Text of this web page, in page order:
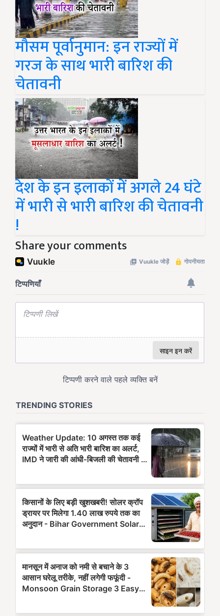
मौसम पूर्वानुमान: इन राज्यों में
गरज के साथ भारी बारिश की
चेतावनी
देश के इन इलाकों में अगले 24 घंटे
में भारी से भारी बारिश की चेतावनी
!
Share your comments